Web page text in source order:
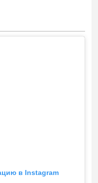
в Instagram